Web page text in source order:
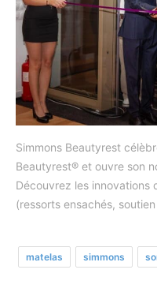
Simmons Beautyrest
Beautyrest® et ouvre son
Découvrez les innovations
(ressorts ensachés,
matelas simmons